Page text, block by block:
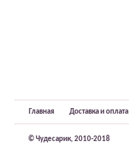
Главная Доставка и оплата
© Чудесарик, 2010-2018